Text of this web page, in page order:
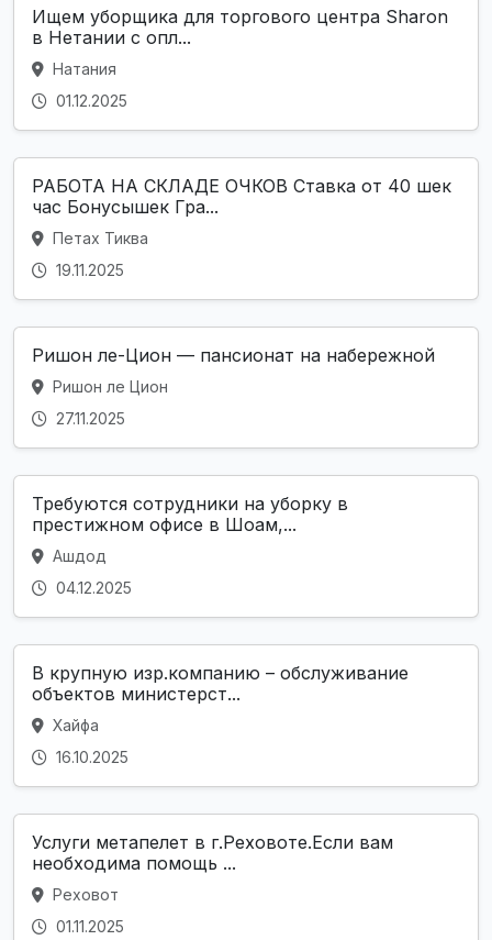
Ищем уборщика для торгового центра Sharon
в Нетании с опл...
Натания
01.12.2025
РАБОТА НА СКЛАДЕ ОЧКОВ Ставка от 40 шек
час Бонусышек Гра...
Петах Тиква
19.11.2025
Ришон ле-Цион — пансионат на набережной
Ришон ле Цион
27.11.2025
Требуются сотрудники на уборку в
престижном офисе в Шоам,...
Ашдод
04.12.2025
В крупную изр.компанию – обслуживание
объектов министерст...
Хайфа
16.10.2025
Услуги метапелет в г.Реховоте.Если вам
необходима помощь ...
Реховот
01.11.2025